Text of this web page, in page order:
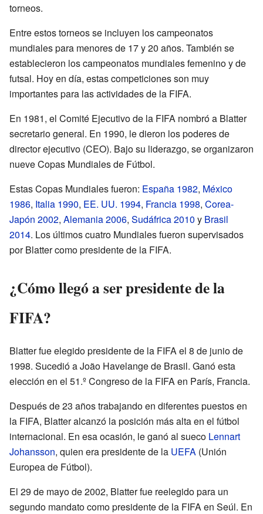
torneos.
Entre estos torneos se incluyen los campeonatos
mundiales para menores de 17 y 20 años. También se
establecieron los campeonatos mundiales femenino y de
futsal. Hoy en día, estas competiciones son muy
importantes para las actividades de la FIFA.
En 1981, el Comité Ejecutivo de la FIFA nombró a Blatter
secretario general. En 1990, le dieron los poderes de
director ejecutivo (CEO). Bajo su liderazgo, se organizaron
nueve Copas Mundiales de Fútbol.
Estas Copas Mundiales fueron: España 1982, México
1986, Italia 1990, EE. UU. 1994, Francia 1998, Corea-
Japón 2002, Alemania 2006, Sudáfrica 2010 y Brasil
2014. Los últimos cuatro Mundiales fueron supervisados
por Blatter como presidente de la FIFA.
¿Cómo llegó a ser presidente de la
FIFA?
Blatter fue elegido presidente de la FIFA el 8 de junio de
1998. Sucedió a João Havelange de Brasil. Ganó esta
elección en el 51.º Congreso de la FIFA en París, Francia.
Después de 23 años trabajando en diferentes puestos en
la FIFA, Blatter alcanzó la posición más alta en el fútbol
internacional. En esa ocasión, le ganó al sueco Lennart
Johansson, quien era presidente de la UEFA (Unión
Europea de Fútbol).
El 29 de mayo de 2002, Blatter fue reelegido para un
segundo mandato como presidente de la FIFA en Seúl. En